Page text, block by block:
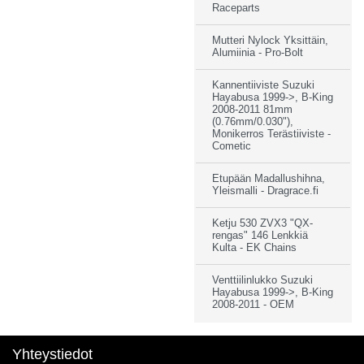
Raceparts
Mutteri Nylock Yksittäin,
Alumiinia - Pro-Bolt
Kannentiiviste Suzuki
Hayabusa 1999->, B-King
2008-2011 81mm
(0.76mm/0.030"),
Monikerros Terästiiviste -
Cometic
Etupään Madallushihna,
Yleismalli - Dragrace.fi
Ketju 530 ZVX3 "QX-
rengas" 146 Lenkkiä
Kulta - EK Chains
Venttiilinlukko Suzuki
Hayabusa 1999->, B-King
2008-2011 - OEM
Yhteystiedot